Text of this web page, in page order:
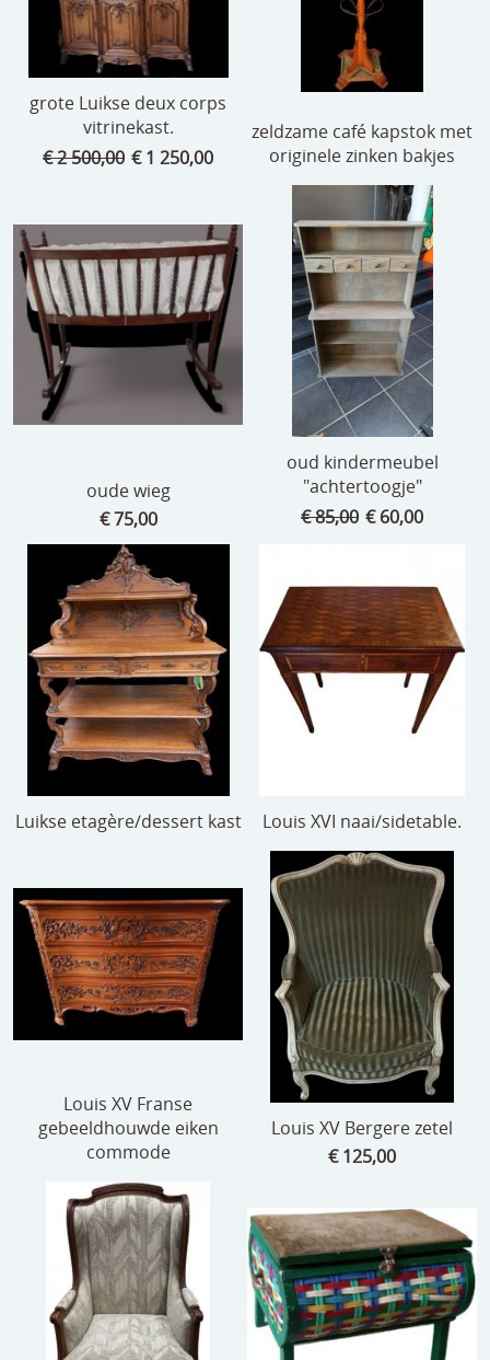
grote Luikse deux corps
vitrinekast.
€ 2 500,00 € 1 250,00
zeldzame café kapstok met
originele zinken bakjes
oude wieg
€ 75,00
oud kindermeubel
"achtertoogje"
€ 85,00 € 60,00
Luikse etagère/dessert kast Louis XVI naai/sidetable.
Louis XV Franse
gebeeldhouwde eiken
commode
Louis XV Bergere zetel
€ 125,00